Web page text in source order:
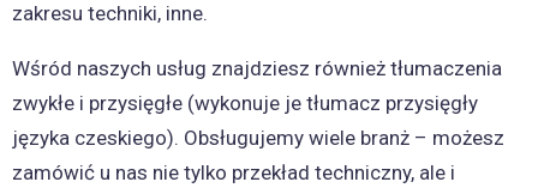
zakresu techniki, inne.
Wśród naszych usług znajdziesz również tłumaczenia
zwykłe i przysięgłe (wykonuje je tłumacz przysięgły
języka czeskiego). Obsługujemy wiele branż – możesz
zamówić u nas nie tylko przekład techniczny, ale i